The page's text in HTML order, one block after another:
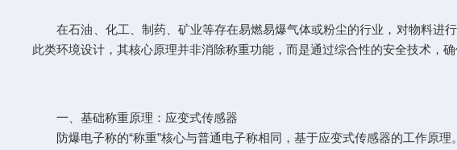
在石油、化工、制药、矿业等存在易燃易爆气体或粉尘的行业，对物料进行
此类环境设计，其核心原理并非消除称重功能，而是通过综合性的安全技术，
一、基础称重原理：应变式传感器
防爆电子称的“称重”核心与普通电子称相同，基于应变式传感器的工作原理。